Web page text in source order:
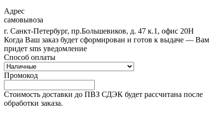
Адрес
самовывоза
г. Санкт-Петербург, пр.Большевиков, д. 47 к.1, офис 20Н
Когда Ваш заказ будет сформирован и готов к выдаче — Вам
придет sms уведомление
Способ оплаты
Промокод
Стоимость доставки до ПВЗ СДЭК будет рассчитана после
обработки заказа.